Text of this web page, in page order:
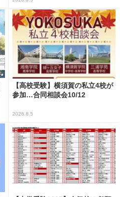
【高校受験】横須賀の私立4校が
参加…合同相談会10/12
2026.8.5